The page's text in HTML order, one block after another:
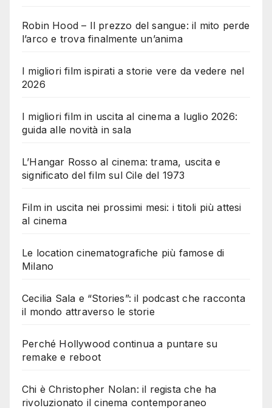
Robin Hood – Il prezzo del sangue: il mito perde
l’arco e trova finalmente un’anima
I migliori film ispirati a storie vere da vedere nel
2026
I migliori film in uscita al cinema a luglio 2026:
guida alle novità in sala
L’Hangar Rosso al cinema: trama, uscita e
significato del film sul Cile del 1973
Film in uscita nei prossimi mesi: i titoli più attesi
al cinema
Le location cinematografiche più famose di
Milano
Cecilia Sala e “Stories”: il podcast che racconta
il mondo attraverso le storie
Perché Hollywood continua a puntare su
remake e reboot
Chi è Christopher Nolan: il regista che ha
rivoluzionato il cinema contemporaneo